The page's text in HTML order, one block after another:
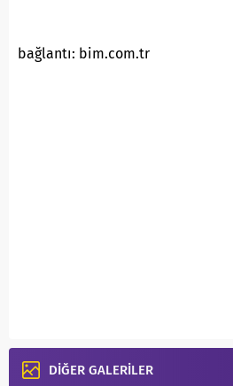
bağlantı: bim.com.tr
DİĞER GALERİLER